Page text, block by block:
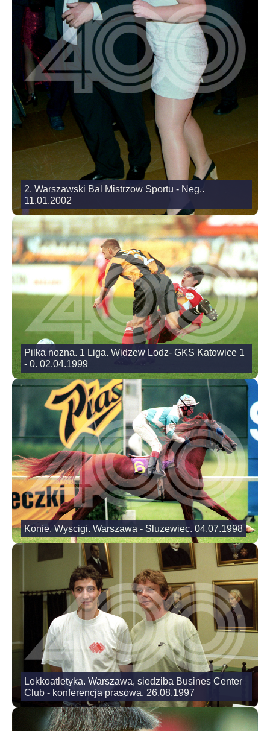
2. Warszawski Bal Mistrzow Sportu - Neg..
11.01.2002
Pilka nozna. 1 Liga. Widzew Lodz- GKS Katowice 1
- 0. 02.04.1999
Konie. Wyscigi. Warszawa - Sluzewiec. 04.07.1998
Lekkoatletyka. Warszawa, siedziba Busines Center
Club - konferencja prasowa. 26.08.1997